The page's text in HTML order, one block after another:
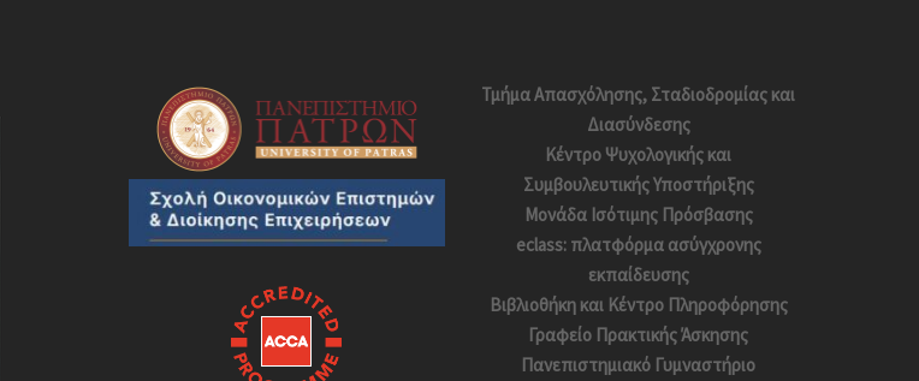
Τμήμα Απασχόλησης, Σταδιοδρομίας και
Διασύνδεσης
Κέντρο Ψυχολογικής και
Συμβουλευτικής Υποστήριξης
Μονάδα Ισότιμης Πρόσβασης
eclass: πλατφόρμα ασύγχρονης
εκπαίδευσης
Βιβλιοθήκη και Κέντρο Πληροφόρησης
Γραφείο Πρακτικής Άσκησης
Πανεπιστημιακό Γυμναστήριο